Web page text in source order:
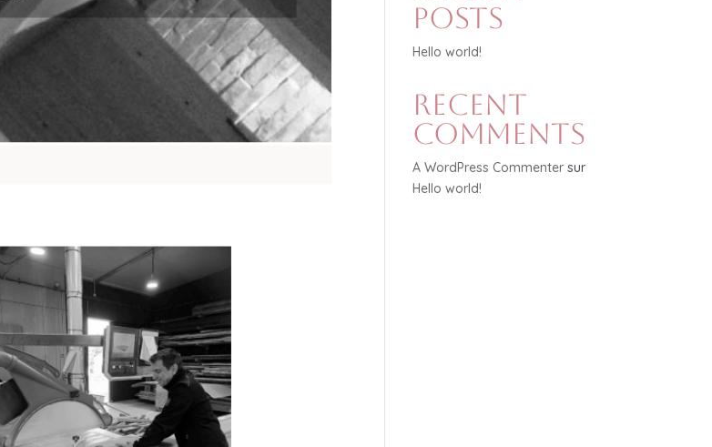
Posts
Hello world!
Recent
Comments
A WordPress Commenter sur
Hello world!